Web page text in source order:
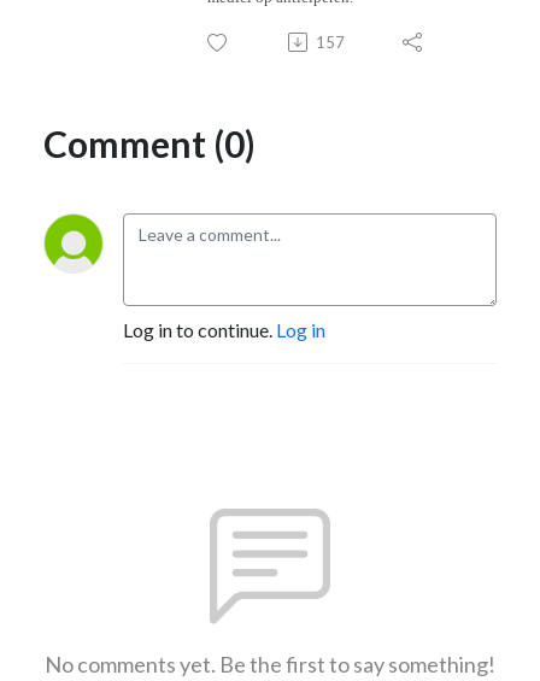
157
Comment (0)
Log in to continue. Log in
No comments yet. Be the first to say something!